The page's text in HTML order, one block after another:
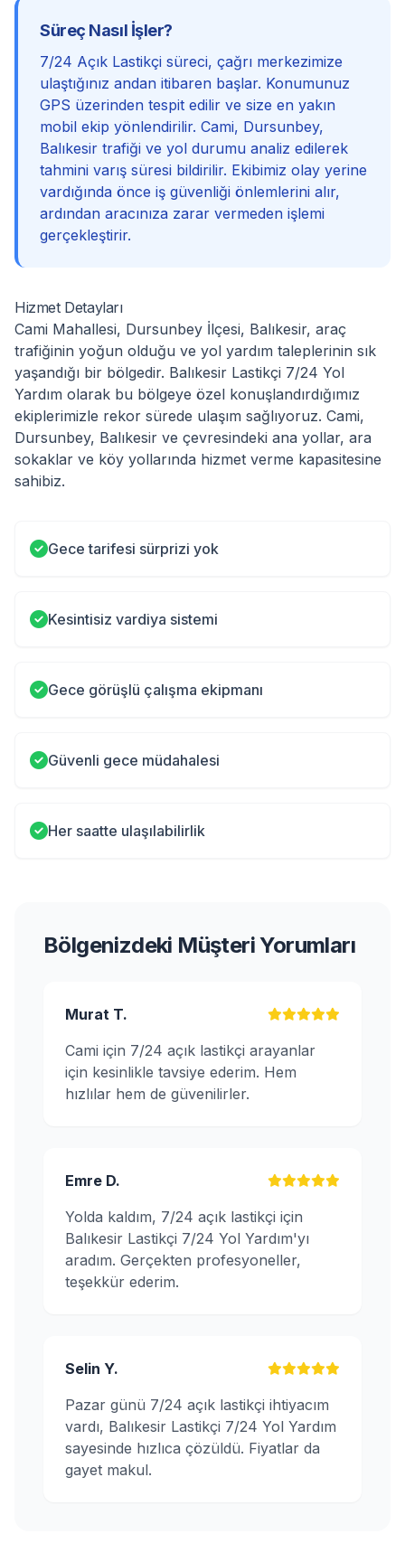
Süreç Nasıl İşler?
7/24 Açık Lastikçi süreci, çağrı merkezimize
ulaştığınız andan itibaren başlar. Konumunuz
GPS üzerinden tespit edilir ve size en yakın
mobil ekip yönlendirilir. Cami, Dursunbey,
Balıkesir trafiği ve yol durumu analiz edilerek
tahmini varış süresi bildirilir. Ekibimiz olay yerine
vardığında önce iş güvenliği önlemlerini alır,
ardından aracınıza zarar vermeden işlemi
gerçekleştirir.
Hizmet Detayları
Cami Mahallesi, Dursunbey İlçesi, Balıkesir, araç
trafiğinin yoğun olduğu ve yol yardım taleplerinin sık
yaşandığı bir bölgedir. Balıkesir Lastikçi 7/24 Yol
Yardım olarak bu bölgeye özel konuşlandırdığımız
ekiplerimizle rekor sürede ulaşım sağlıyoruz. Cami,
Dursunbey, Balıkesir ve çevresindeki ana yollar, ara
sokaklar ve köy yollarında hizmet verme kapasitesine
sahibiz.
Gece tarifesi sürprizi yok
Kesintisiz vardiya sistemi
Gece görüşlü çalışma ekipmanı
Güvenli gece müdahalesi
Her saatte ulaşılabilirlik
Bölgenizdeki Müşteri Yorumları
Murat T.
Cami için 7/24 açık lastikçi arayanlar
için kesinlikle tavsiye ederim. Hem
hızlılar hem de güvenilirler.
Emre D.
Yolda kaldım, 7/24 açık lastikçi için
Balıkesir Lastikçi 7/24 Yol Yardım'yı
aradım. Gerçekten profesyoneller,
teşekkür ederim.
Selin Y.
Pazar günü 7/24 açık lastikçi ihtiyacım
vardı, Balıkesir Lastikçi 7/24 Yol Yardım
sayesinde hızlıca çözüldü. Fiyatlar da
gayet makul.